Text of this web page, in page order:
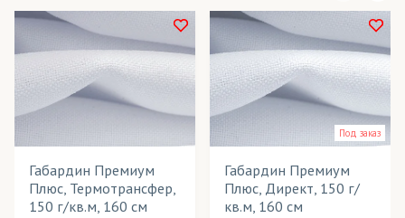
Габардин Премиум
Плюс, Термотрансфер,
150 г/кв.м, 160 см
Под заказ
Габардин Премиум
Плюс, Директ, 150 г/
кв.м, 160 см